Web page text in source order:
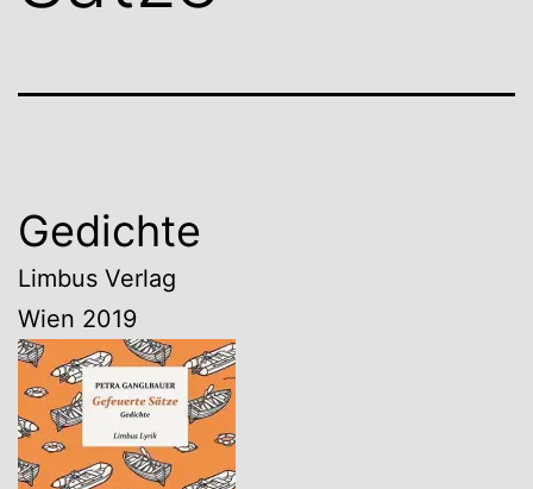
Gedichte
Limbus Verlag
Wien 2019